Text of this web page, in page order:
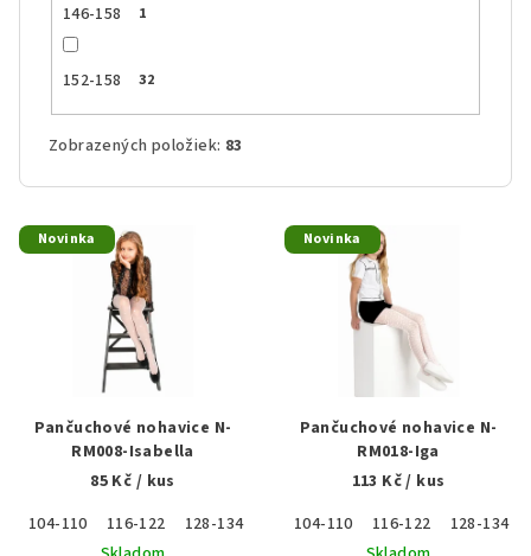
146-158 1
152-158 32
Zobrazených položiek: 83
V
ý
Novinka
Pančuchové nohavice N-
RM008-Isabella
85 Kč / kus
104-110
116-122 128-134 140-146
152-158
Novinka
Pančuchové nohavice N-
RM018-Iga
113 Kč/ kus
104-110
116-122 128-134